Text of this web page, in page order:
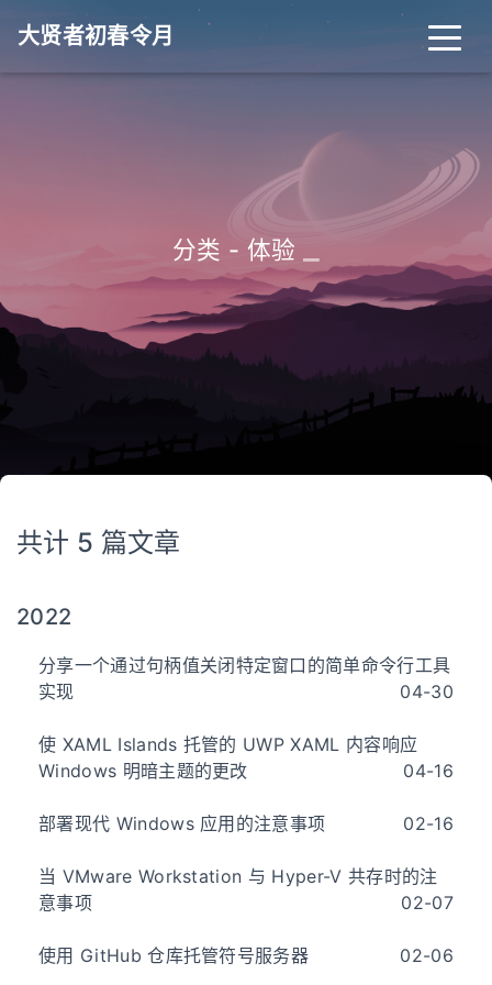
大贤者初春令月
分类 - 体验
共计 5 篇文章
2022
分享一个通过句柄值关闭特定窗口的简单命令行工具
实现
04-30
使 XAML Islands 托管的 UWP XAML 内容响应
Windows 明暗主题的更改
04-16
部署现代 Windows 应用的注意事项 02-16
当 VMware Workstation 与 Hyper-V 共存时的注
意事项
02-07
使用 GitHub 仓库托管符号服务器 02-06